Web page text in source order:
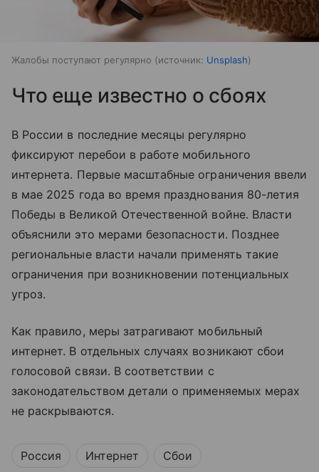
Жалобы поступают регулярно источник: Unsplash
Что еще известно о сбоях
В России в последние месяцы регулярно
фиксируют перебои в работе мобильного
интернета. Первые масштабные ограничения ввели
в мае 2025 года во время празднования 80-летия
Победы в Великой Отечественной войне. Власти
объяснили это мерами безопасности. Позднее
региональные власти начали применять такие
ограничения при возникновении потенциальных
угроз.
Как правило, меры затрагивают мобильный
интернет. В отдельных случаях возникают сбои
голосовой связи. В соответствии с
законодательством детали о применяемых мерах
не раскрываются.
Россия Интернет Сбои